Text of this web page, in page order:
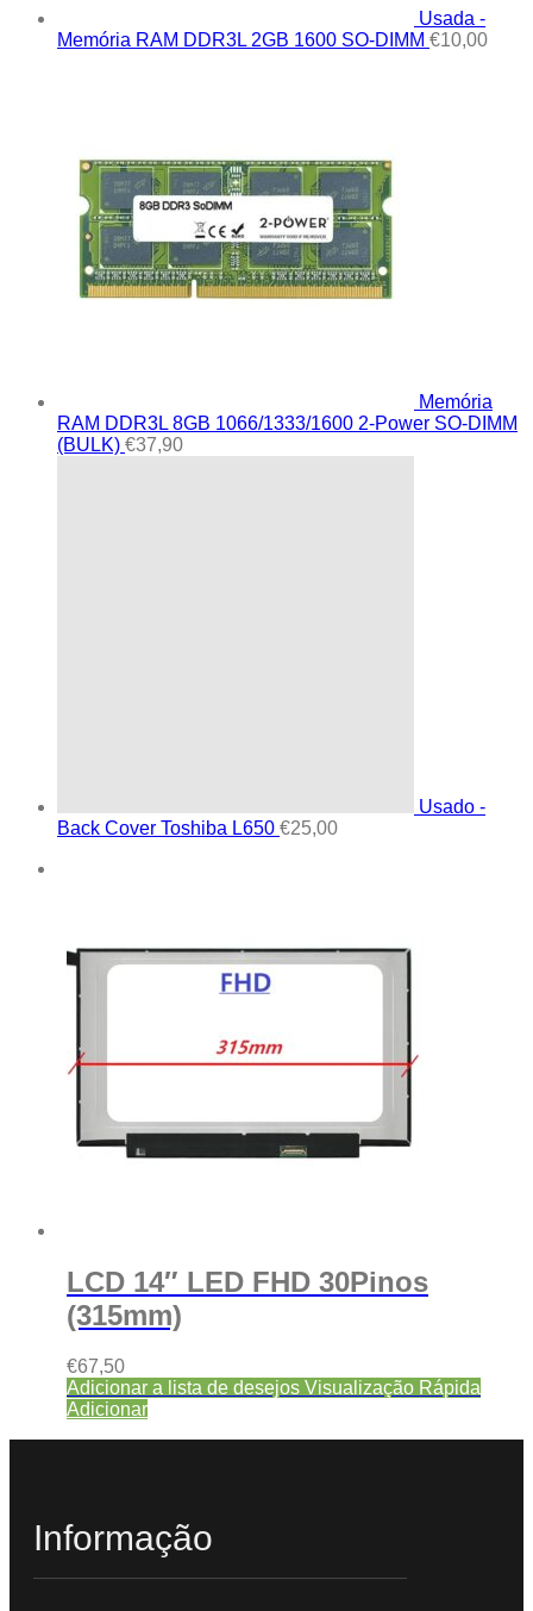
Usada -
Memória RAM DDR3L 2GB 1600 SO-DIMM €10,00
Memória
RAM DDR3L 8GB 1066/1333/1600 2-Power SO-DIMM
(BULK) €37,90
Usado -
Back Cover Toshiba L650 €25,00
LCD 14″ LED FHD 30Pinos
(315mm)
€67,50
Adicionar a lista de desejos Visualização Rápida
Adicionar
Informação